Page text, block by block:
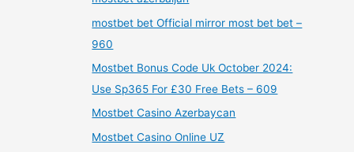
mostbet bet Official mirror most bet bet –
960
Mostbet Bonus Code Uk October 2024:
Use Sp365 For £30 Free Bets – 609
Mostbet Casino Azerbaycan
Mostbet Casino Online UZ